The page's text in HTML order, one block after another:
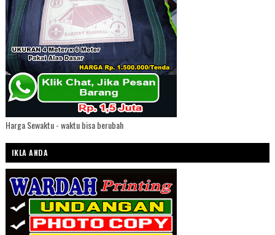
Harga Sewaktu - waktu bisa berubah
IKLA ANDA